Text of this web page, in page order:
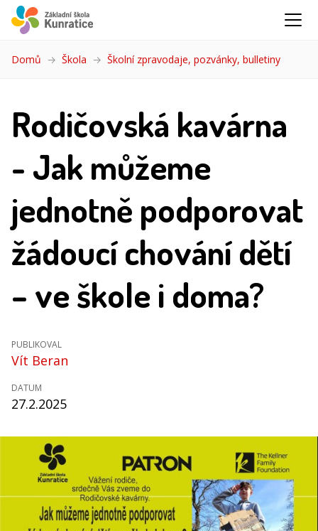
Domů Škola Školní zpravodaje, pozvánky, bulletiny
Rodičovská kavárna
- Jak můžeme
jednotně podporovat
žádoucí chování dětí
– ve škole i doma?
PUBLIKOVAL
Vít Beran
DATUM
27.2.2025